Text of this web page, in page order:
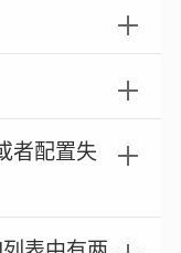
者配置失